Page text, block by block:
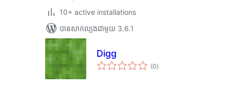
10+ active installations
បាន​សាកល្បង​ជាមួយ 3.6.1
Digg
(0ការ
វាយ
)